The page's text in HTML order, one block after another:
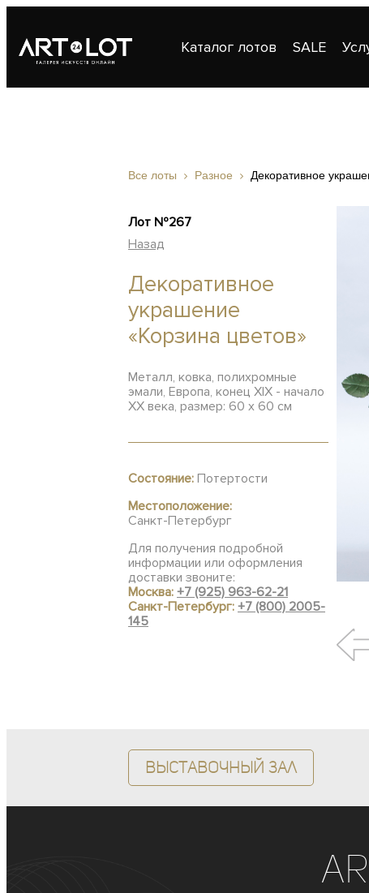
Каталог лотов SALE
Все лоты Разное Декоративное
Лот №267
Назад
Декоративное
украшение
«Корзина цветов»
Металл, ковка, полихромные
эмали, Европа, конец XIX - начало
XX века, размер: 60 x 60 см
Состояние: Потертости
Местоположение:
Санкт-Петербург
Для получения подробной
информации или оформления
доставки звоните:
Москва: +7 (925) 963-62-21
Санкт-Петербург: +7 (800) 2005-
145
Выставочный зал